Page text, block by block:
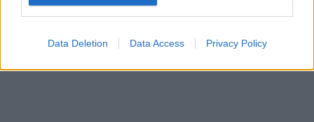
Data Deletion Data Access Privacy Policy